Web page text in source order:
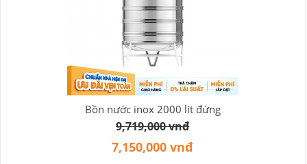
Bồn nước inox 2000 lít đứng
9,719,000 vnđ
7,150,000 vnđ